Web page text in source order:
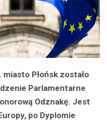
Płońsk zostało
Parlamentarne
Odznakę. Jest
po Dyplomie